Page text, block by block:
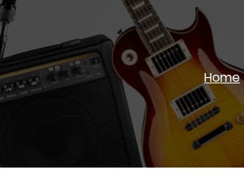
Home